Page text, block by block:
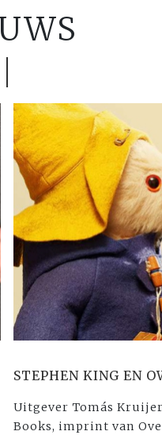
STEPHEN KING EN
Uitgever Tomás
Books, imprint van